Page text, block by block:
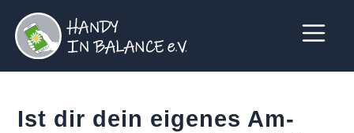
Inhalt
springen
Ist dir dein eigenes Am-
Navigation